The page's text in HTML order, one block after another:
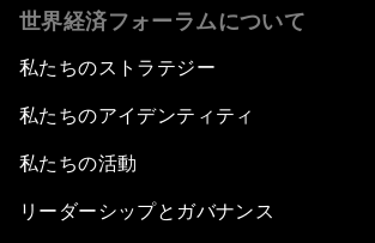
世界経済フォーラムについて
私たちのストラテジー
私たちのアイデンティティ
私たちの活動
リーダーシップとガバナンス